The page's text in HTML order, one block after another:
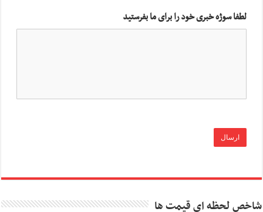
لطفا سوژه خبری خود را برای ما بفرستید
شاخص لحظه ای قیمت ها